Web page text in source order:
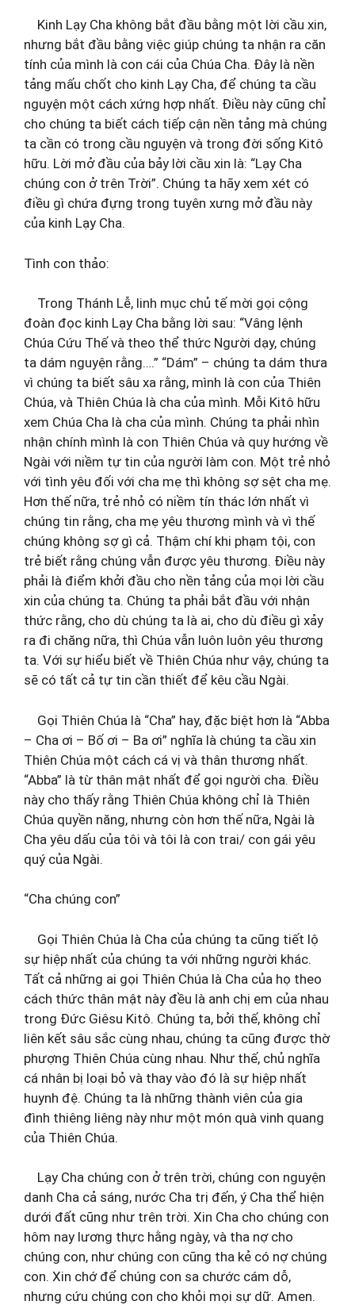
Kinh Lạy Cha không bắt đầu bằng một lời cầu xin,
nhưng bắt đầu bằng việc giúp chúng ta nhận ra căn
tính của mình là con cái của Chúa Cha. Đây là nền
tảng mấu chốt cho kinh Lạy Cha, để chúng ta cầu
nguyện một cách xứng hợp nhất. Điều này cũng chỉ
cho chúng ta biết cách tiếp cận nền tảng mà chúng
ta cần có trong cầu nguyện và trong đời sống Kitô
hữu. Lời mở đầu của bảy lời cầu xin là: “Lạy Cha
chúng con ở trên Trời”. Chúng ta hãy xem xét có
điều gì chứa đựng trong tuyên xưng mở đầu này
của kinh Lạy Cha.
Tình con thảo:
Trong Thánh Lễ, linh mục chủ tế mời gọi cộng
đoàn đọc kinh Lạy Cha bằng lời sau: “Vâng lệnh
Chúa Cứu Thế và theo thể thức Người dạy, chúng
ta dám nguyện rằng….” “Dám” – chúng ta dám thưa
vì chúng ta biết sâu xa rằng, mình là con của Thiên
Chúa, và Thiên Chúa là cha của mình. Mỗi Kitô hữu
xem Chúa Cha là cha của mình. Chúng ta phải nhìn
nhận chính mình là con Thiên Chúa và quy hướng về
Ngài với niềm tự tin của người làm con. Một trẻ nhỏ
với tình yêu đối với cha mẹ thì không sợ sệt cha mẹ.
Hơn thế nữa, trẻ nhỏ có niềm tín thác lớn nhất vì
chúng tin rằng, cha mẹ yêu thương mình và vì thế
chúng không sợ gì cả. Thậm chí khi phạm tội, con
trẻ biết rằng chúng vẫn được yêu thương. Điều này
phải là điểm khởi đầu cho nền tảng của mọi lời cầu
xin của chúng ta. Chúng ta phải bắt đầu với nhận
thức rằng, cho dù chúng ta là ai, cho dù điều gì xảy
ra đi chăng nữa, thì Chúa vẫn luôn luôn yêu thương
ta. Với sự hiểu biết về Thiên Chúa như vậy, chúng ta
sẽ có tất cả tự tin cần thiết để kêu cầu Ngài.
Gọi Thiên Chúa là “Cha” hay, đặc biệt hơn là “Abba
– Cha ơi – Bố ơi – Ba ơi” nghĩa là chúng ta cầu xin
Thiên Chúa một cách cá vị và thân thương nhất.
“Abba” là từ thân mật nhất để gọi người cha. Điều
này cho thấy rằng Thiên Chúa không chỉ là Thiên
Chúa quyền năng, nhưng còn hơn thế nữa, Ngài là
Cha yêu dấu của tôi và tôi là con trai/ con gái yêu
quý của Ngài.
“Cha chúng con”
Gọi Thiên Chúa là Cha của chúng ta cũng tiết lộ
sự hiệp nhất của chúng ta với những người khác.
Tất cả những ai gọi Thiên Chúa là Cha của họ theo
cách thức thân mật này đều là anh chị em của nhau
trong Đức Giêsu Kitô. Chúng ta, bởi thế, không chỉ
liên kết sâu sắc cùng nhau, chúng ta cũng được thờ
phượng Thiên Chúa cùng nhau. Như thế, chủ nghĩa
cá nhân bị loại bỏ và thay vào đó là sự hiệp nhất
huynh đệ. Chúng ta là những thành viên của gia
đình thiêng liêng này như một món quà vinh quang
của Thiên Chúa.
Lạy Cha chúng con ở trên trời, chúng con nguyện
danh Cha cả sáng, nước Cha trị đến, ý Cha thể hiện
dưới đất cũng như trên trời. Xin Cha cho chúng con
hôm nay lương thực hằng ngày, và tha nợ cho
chúng con, như chúng con cũng tha kẻ có nợ chúng
con. Xin chớ để chúng con sa chước cám dỗ,
nhưng cứu chúng con cho khỏi mọi sự dữ. Amen.